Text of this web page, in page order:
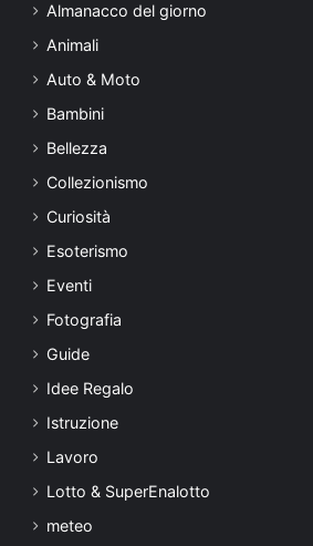
Almanacco del giorno
Animali
Auto & Moto
Bambini
Bellezza
Collezionismo
Curiosità
Esoterismo
Eventi
Fotografia
Guide
Idee Regalo
Istruzione
Lavoro
Lotto & SuperEnalotto
meteo